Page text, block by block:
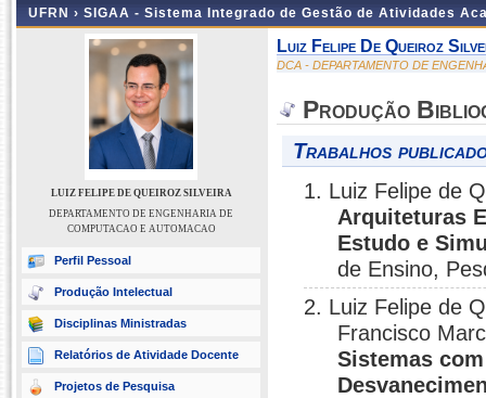
UFRN › SIGAA - Sistema Integrado de Gestão de Atividades
LUIZ FELIPE DE QUEIROZ SILVEIRA
DEPARTAMENTO DE ENGENHARIA DE
COMPUTACAO E AUTOMACAO
Perfil Pessoal
Produção Intelectual
Disciplinas Ministradas
Relatórios de Atividade Docente
Projetos de Pesquisa
Luiz Felipe De Queiroz
DCA - DEPARTAMENTO DE
Produção
Trabalhos
1. Luiz Felipe de
Arquiteturas
Estudo e
de Ensino,
2. Luiz Felipe de
Francisco
Sistemas